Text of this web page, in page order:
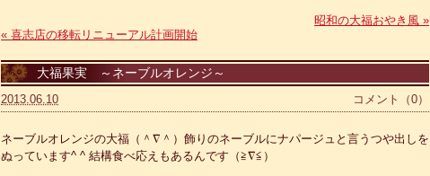
昭和の大福おやき風 »
« 喜志店の移転リニューアル計画開始
大福果実 ～ネーブルオレンジ～
コメント（0）
2013.06.10
ネーブルオレンジの大福（＾∇＾）飾りのネーブルにナパージュと言うつや出しを
ぬっています^ ^ 結構食べ応えもあるんです（≧∇≦）